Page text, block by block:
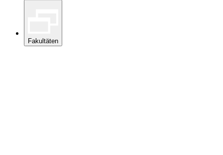
Fakultäten